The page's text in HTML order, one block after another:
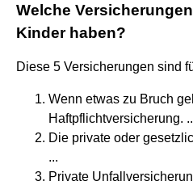
Welche
Kinder haben?
Diese 5 Versicherungen sind
Wenn etwas zu Bruch
Haftpflichtversicherung.
Die private oder
...
Private